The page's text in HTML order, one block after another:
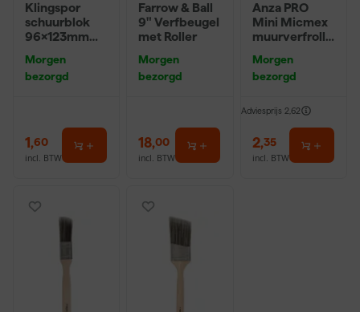
Klingspor
schuurblok
96x123mm
Morgen
bezorgd
1,60
incl. BTW
Farrow & Ball
9" Verfbeugel
met Roller
Morgen
bezorgd
18,00
incl. BTW
Anza PRO
Mini Micmex
muurverfrolle
Morgen
bezorgd
Adviesprijs 2,62
2,35
incl. BTW